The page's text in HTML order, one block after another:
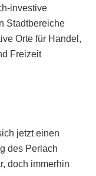
investive
Stadtbereiche
Orte für Handel,
Freizeit
jetzt einen
des Perlach
doch immerhin